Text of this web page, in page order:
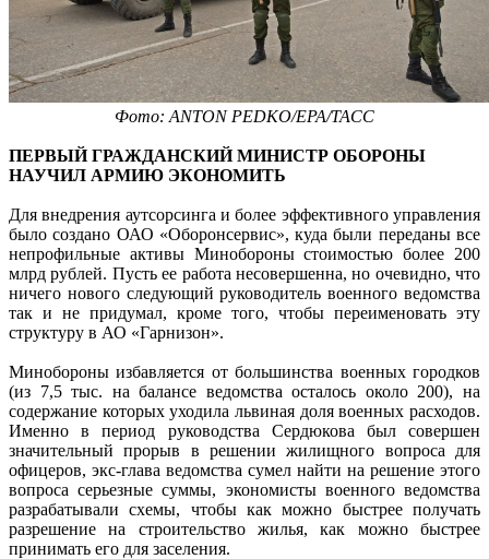
Фото: ANTON PEDKO/EPA/ТАСС
ПЕРВЫЙ ГРАЖДАНСКИЙ МИНИСТР ОБОРОНЫ
НАУЧИЛ АРМИЮ ЭКОНОМИТЬ
Для внедрения аутсорсинга и более эффективного управления
было создано ОАО «Оборонсервис», куда были переданы все
непрофильные активы Минобороны стоимостью более 200
млрд рублей. Пусть ее работа несовершенна, но очевидно, что
ничего нового следующий руководитель военного ведомства
так и не придумал, кроме того, чтобы переименовать эту
структуру в АО «Гарнизон».
Минобороны избавляется от большинства военных городков
(из 7,5 тыс. на балансе ведомства осталось около 200), на
содержание которых уходила львиная доля военных расходов.
Именно в период руководства Сердюкова был совершен
значительный прорыв в решении жилищного вопроса для
офицеров, экс-глава ведомства сумел найти на решение этого
вопроса серьезные суммы, экономисты военного ведомства
разрабатывали схемы, чтобы как можно быстрее получать
разрешение на строительство жилья, как можно быстрее
принимать его для заселения.